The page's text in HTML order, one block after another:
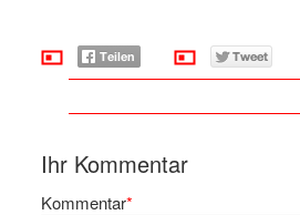
Ihr Kommentar
Kommentar*